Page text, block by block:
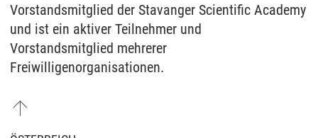
Vorstandsmitglied der Stavanger Scientific Academy
und ist ein aktiver Teilnehmer und
Vorstandsmitglied mehrerer
Freiwilligenorganisationen.